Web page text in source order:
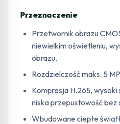
Przeznaczenie
Przetwornik obrazu
niewielkim oświetleniu,
obrazu.
Rozdzielczość maks. 5
Kompresja H.265,
niska przepustowość bez
Wbudowane ciepłe